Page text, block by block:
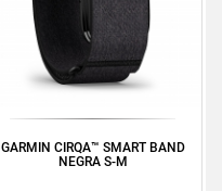
GARMIN CIRQA™ SMART BAND
NEGRA S-M